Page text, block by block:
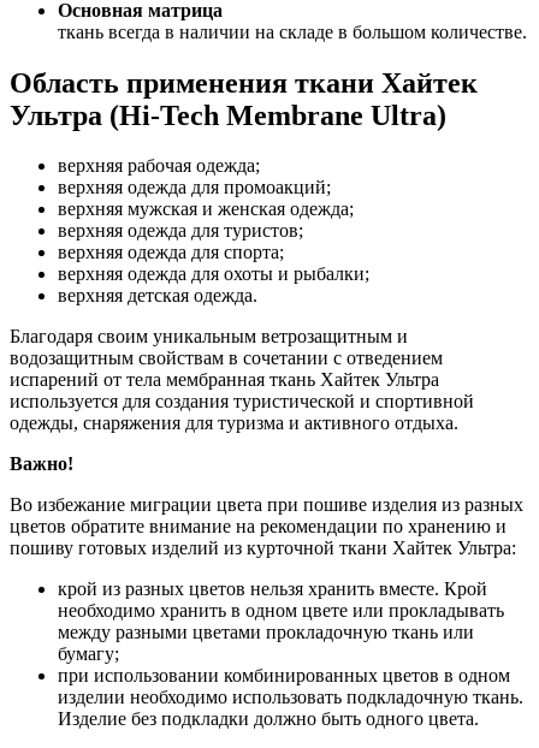
Основная матрица
ткань всегда в наличии на складе в большом количестве.
Область применения ткани Хайтек
Ультра (Hi-Tech Membrane Ultra)
верхняя рабочая одежда;
верхняя одежда для промоакций;
верхняя мужская и женская одежда;
верхняя одежда для туристов;
верхняя одежда для спорта;
верхняя одежда для охоты и рыбалки;
верхняя детская одежда.
Благодаря своим уникальным ветрозащитным и
водозащитным свойствам в сочетании с отведением
испарений от тела мембранная ткань Хайтек Ультра
используется для создания туристической и спортивной
одежды, снаряжения для туризма и активного отдыха.
Важно!
Во избежание миграции цвета при пошиве изделия из разных
цветов обратите внимание на рекомендации по хранению и
пошиву готовых изделий из курточной ткани Хайтек Ультра:
крой из разных цветов нельзя хранить вместе. Крой
необходимо хранить в одном цвете или прокладывать
между разными цветами прокладочную ткань или
бумагу;
при использовании комбинированных цветов в одном
изделии необходимо использовать подкладочную ткань.
Изделие без подкладки должно быть одного цвета.